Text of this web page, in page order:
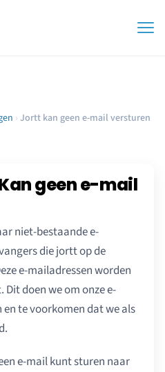
› Jortt kan geen e-mail versturen
geen e-mail
niet-bestaande e-
die jortt op de
e-mailadressen worden
doen we om onze e-
te voorkomen dat we als
e-mail kunt sturen naar